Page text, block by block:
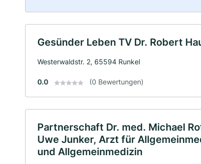
Gesünder Leben TV Dr. Robert
Westerwaldstr. 2, 65594 Runkel
0.0 (0 Bewertungen)
Partnerschaft Dr. med. Michael
Uwe Junker, Arzt für
und Allgemeinmedizin